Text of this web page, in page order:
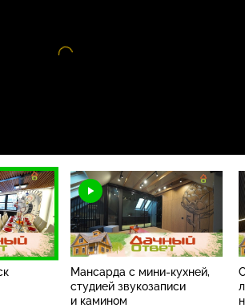
Мансарда с мини-кухней,
студией звукозаписи
и камином